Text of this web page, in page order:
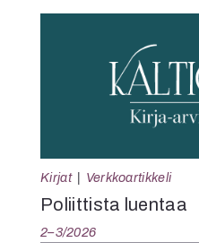
Kirjat Verkkoartikkeli
Poliittista luentaa
2–3/2026